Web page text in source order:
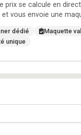
prix se calcule en
vous envoie une
dédié Maquette
unique